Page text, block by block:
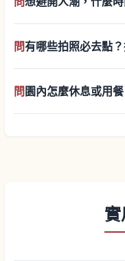
問有哪些拍照必去點
問園內怎麼休息或用